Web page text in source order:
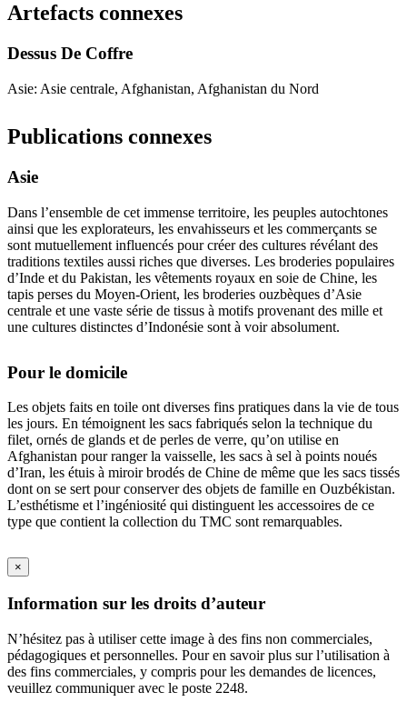
Artefacts connexes
Dessus De Coffre
Asie: Asie centrale, Afghanistan, Afghanistan du Nord
Publications connexes
Asie
Dans l’ensemble de cet immense territoire, les peuples autochtones
ainsi que les explorateurs, les envahisseurs et les commerçants se
sont mutuellement influencés pour créer des cultures révélant des
traditions textiles aussi riches que diverses. Les broderies populaires
d’Inde et du Pakistan, les vêtements royaux en soie de Chine, les
tapis perses du Moyen-Orient, les broderies ouzbèques d’Asie
centrale et une vaste série de tissus à motifs provenant des mille et
une cultures distinctes d’Indonésie sont à voir absolument.
Pour le domicile
Les objets faits en toile ont diverses fins pratiques dans la vie de tous
les jours. En témoignent les sacs fabriqués selon la technique du
filet, ornés de glands et de perles de verre, qu’on utilise en
Afghanistan pour ranger la vaisselle, les sacs à sel à points noués
d’Iran, les étuis à miroir brodés de Chine de même que les sacs tissés
dont on se sert pour conserver des objets de famille en Ouzbékistan.
L’esthétisme et l’ingéniosité qui distinguent les accessoires de ce
type que contient la collection du TMC sont remarquables.
×
Information sur les droits d’auteur
N’hésitez pas à utiliser cette image à des fins non commerciales,
pédagogiques et personnelles. Pour en savoir plus sur l’utilisation à
des fins commerciales, y compris pour les demandes de licences,
veuillez communiquer avec le poste 2248.